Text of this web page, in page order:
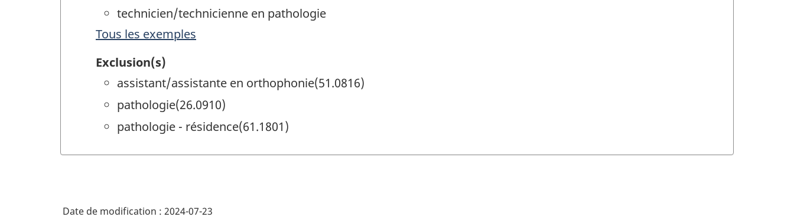
technicien/technicienne en pathologie
Tous les exemples
Exclusion(s)
assistant/assistante en orthophonie(51.0816)
pathologie(26.0910)
pathologie - résidence(61.1801)
Date de modification : 2024-07-23